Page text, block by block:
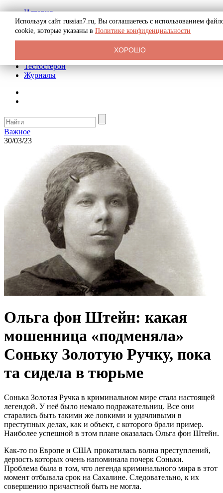
История
Биография
Криминал
Реклама на сайте
Тестостерон
Журналы
Важное
30/03/23
Ольга фон Штейн: какая
мошенница «подменяла»
Соньку Золотую Ручку, пока
та сидела в тюрьме
Сонька Золотая Ручка в криминальном мире стала настоящей
легендой. У неё было немало подражательниц. Все они
старались быть такими же ловкими и удачливыми в
преступных делах, как и объект, с которого брали пример.
Наиболее успешной в этом плане оказалась Ольга фон Штейн.
Как-то по Европе и США прокатилась волна преступлений,
дерзость которых очень напоминала почерк Соньки.
Проблема была в том, что легенда криминального мира в этот
момент отбывала срок на Сахалине. Следовательно, к их
совершению причастной быть не могла.
Используя сайт russian7.ru, Вы соглашаетесь с использованием
cookie, которые указаны в Политике конфиденциальности
ХОРОШО